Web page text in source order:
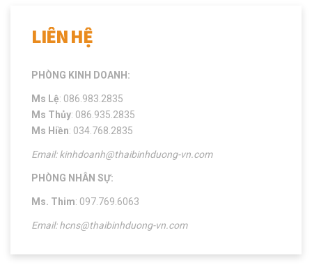
LIÊN HỆ
PHÒNG KINH DOANH:
Ms Lệ: 086.983.2835
Ms Thủy: 086.935.2835
Ms Hiền: 034.768.2835
Email: kinhdoanh@thaibinhduong-vn.com
PHÒNG NHÂN SỰ:
Ms. Thim: 097.769.6063
Email: hcns@thaibinhduong-vn.com